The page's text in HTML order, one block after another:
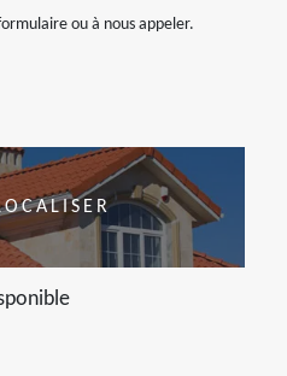
ou à nous appeler.